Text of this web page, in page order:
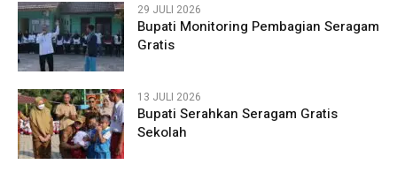
29 JULI 2026
Bupati Monitoring Pembagian Seragam
Gratis
13 JULI 2026
Bupati Serahkan Seragam Gratis
Sekolah